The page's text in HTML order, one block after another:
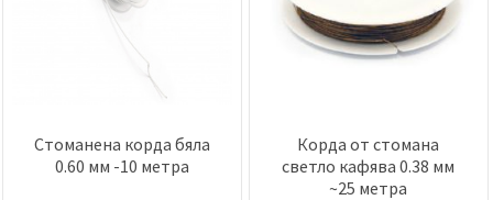
Стоманена корда бяла
0.60 мм -10 метра
Корда от стомана
светло кафява 0.38 мм
~25 метра